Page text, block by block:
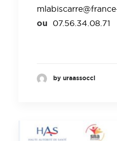
ou 07.56.34.08.71
by uraassocci